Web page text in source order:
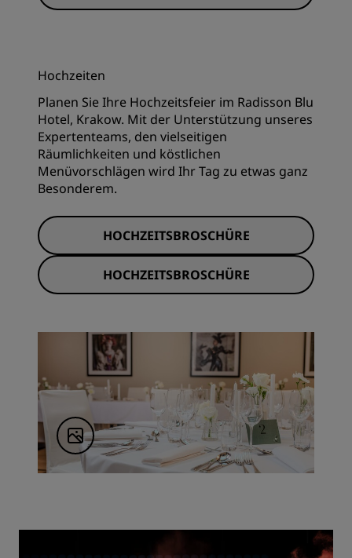
Hochzeiten
Planen Sie Ihre Hochzeitsfeier im Radisson Blu
Hotel, Krakow. Mit der Unterstützung unseres
Expertenteams, den vielseitigen
Räumlichkeiten und köstlichen
Menüvorschlägen wird Ihr Tag zu etwas ganz
Besonderem.
HOCHZEITSBROSCHÜRE
HOCHZEITSBROSCHÜRE